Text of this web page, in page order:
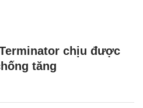
chịu được
tăng